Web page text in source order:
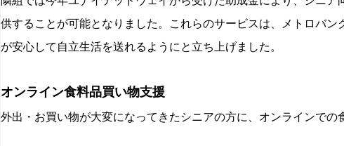
供することが可能となりました。これらのサービスは、メトロバン
が安心して自立生活を送れるようにと立ち上げました。
オンライン食料品買い物支援
外出・お買い物が大変になってきたシニアの方に、オンラインでの